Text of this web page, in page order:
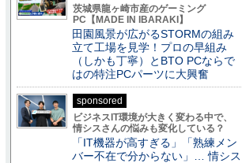
茨城県龍ヶ崎市産のゲーミング
PC【MADE IN IBARAKI】
田園風景が広がるSTORMの組み
立て工場を見学！プロの早組み
（しかも丁寧）とBTO PCならで
はの特注PCパーツに大興奮
sponsored
ビジネスIT環境が大きく変わる中で、
情シスさんの悩みも変化している？
「IT機器が高すぎる」「熟練メン
バー不在で分からない」… 情シス